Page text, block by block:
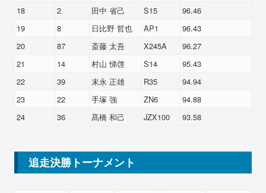
18
2 田中 省己 S15
96.46
19
8 日比野 哲也 AP1
96.43
20
87 斎藤 太吾 X245A
96.27
21
14 村山 悌啓 S14
95.43
22
39 末永 正雄 R35
94.94
23
22 手塚 強 ZN6
94.88
24
36 髙橋 和己 JZX100 93.58
追走決勝トーナメント